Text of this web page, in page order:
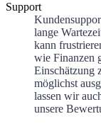
Support
lange
kann
wie Finanzen
Einschätzung
möglichst
lassen wir
unsere